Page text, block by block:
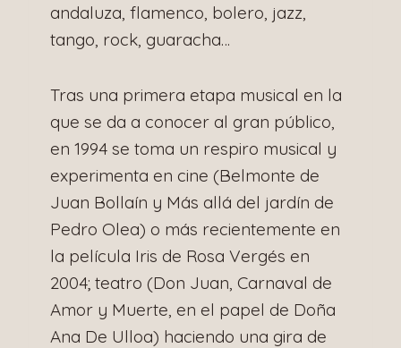
andaluza, flamenco, bolero, jazz,
tango, rock, guaracha…
Tras una primera etapa musical en la
que se da a conocer al gran público,
en 1994 se toma un respiro musical y
experimenta en cine (Belmonte de
Juan Bollaín y Más allá del jardín de
Pedro Olea) o más recientemente en
la película Iris de Rosa Vergés en
2004; teatro (Don Juan, Carnaval de
Amor y Muerte, en el papel de Doña
Ana De Ulloa) haciendo una gira de